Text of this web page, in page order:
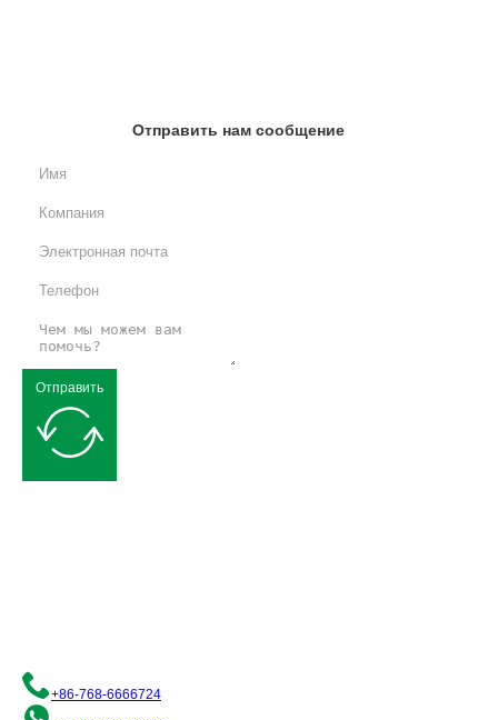
Отправить нам сообщение
Отправить
+86-768-6666724